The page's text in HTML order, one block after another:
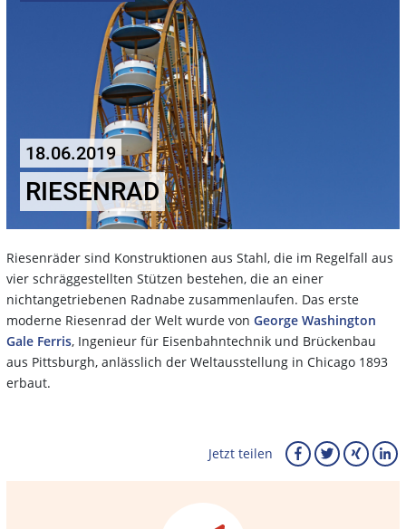
18.06.2019
RIESENRAD
Riesenräder sind Konstruktionen aus Stahl, die im Regelfall aus
vier schräggestellten Stützen bestehen, die an einer
nichtangetriebenen Radnabe zusammenlaufen. Das erste
moderne Riesenrad der Welt wurde von George Washington
Gale Ferris, Ingenieur für Eisenbahntechnik und Brückenbau
aus Pittsburgh, anlässlich der Weltausstellung in Chicago 1893
erbaut.
Jetzt teilen